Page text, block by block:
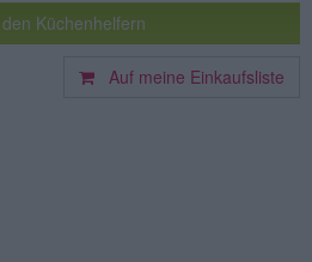
Küchenhelfern
Auf meine Einkaufsliste